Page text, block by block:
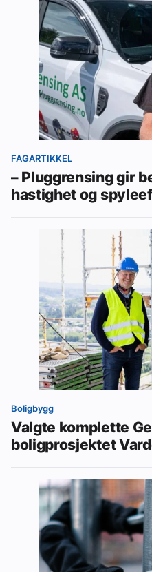
FAGARTIKKEL
– Pluggrensing gir
hastighet og
Boligbygg
Valgte komplette
boligprosjektet